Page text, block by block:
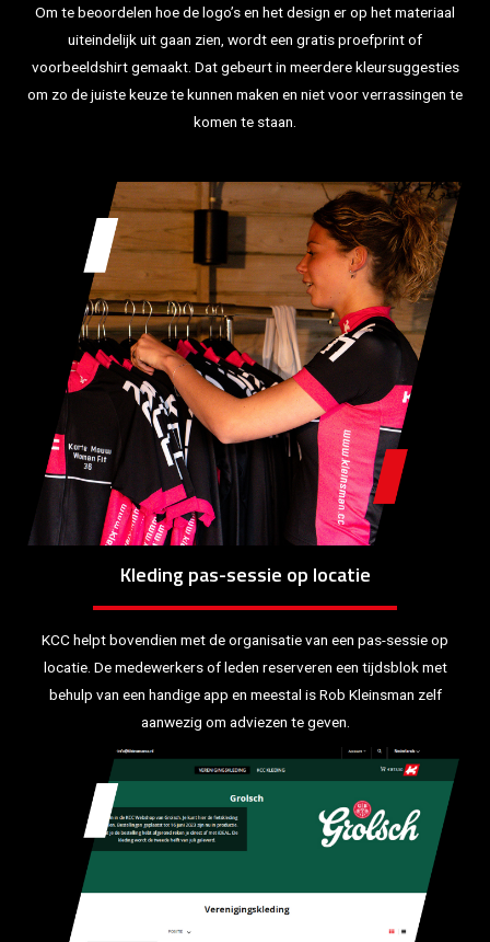
Om te beoordelen hoe de logo’s en het design er op het materiaal
uiteindelijk uit gaan zien, wordt een gratis proefprint of
voorbeeldshirt gemaakt. Dat gebeurt in meerdere kleursuggesties
om zo de juiste keuze te kunnen maken en niet voor verrassingen te
komen te staan.
Kleding pas-sessie op locatie
KCC helpt bovendien met de organisatie van een pas-sessie op
locatie. De medewerkers of leden reserveren een tijdsblok met
behulp van een handige app en meestal is Rob Kleinsman zelf
aanwezig om adviezen te geven.